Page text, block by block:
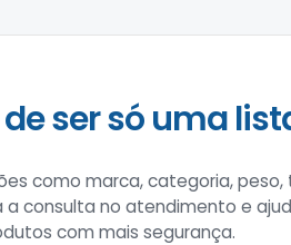
ser só uma
como marca, categoria,
consulta no atendimento e
com mais segurança.